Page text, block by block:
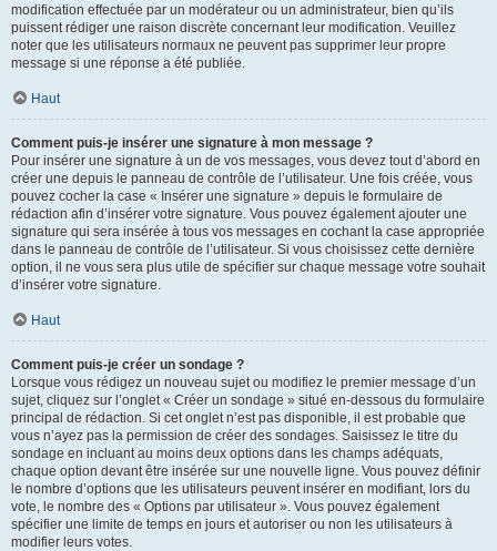
modification effectuée par un modérateur ou un administrateur, bien qu’ils
puissent rédiger une raison discrète concernant leur modification. Veuillez
noter que les utilisateurs normaux ne peuvent pas supprimer leur propre
message si une réponse a été publiée.
Haut
Comment puis-je insérer une signature à mon message ?
Pour insérer une signature à un de vos messages, vous devez tout d’abord en
créer une depuis le panneau de contrôle de l’utilisateur. Une fois créée, vous
pouvez cocher la case « Insérer une signature » depuis le formulaire de
rédaction afin d’insérer votre signature. Vous pouvez également ajouter une
signature qui sera insérée à tous vos messages en cochant la case appropriée
dans le panneau de contrôle de l’utilisateur. Si vous choisissez cette dernière
option, il ne vous sera plus utile de spécifier sur chaque message votre souhait
d’insérer votre signature.
Haut
Comment puis-je créer un sondage ?
Lorsque vous rédigez un nouveau sujet ou modifiez le premier message d’un
sujet, cliquez sur l’onglet « Créer un sondage » situé en-dessous du formulaire
principal de rédaction. Si cet onglet n’est pas disponible, il est probable que
vous n’ayez pas la permission de créer des sondages. Saisissez le titre du
sondage en incluant au moins deux options dans les champs adéquats,
chaque option devant être insérée sur une nouvelle ligne. Vous pouvez définir
le nombre d’options que les utilisateurs peuvent insérer en modifiant, lors du
vote, le nombre des « Options par utilisateur ». Vous pouvez également
spécifier une limite de temps en jours et autoriser ou non les utilisateurs à
modifier leurs votes.